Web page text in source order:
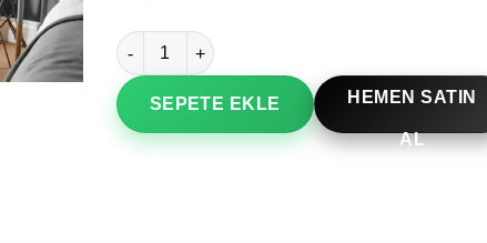
Dekoratif Jazz Tablosu adet
SEPETE EKLE HEMEN SATIN
AL